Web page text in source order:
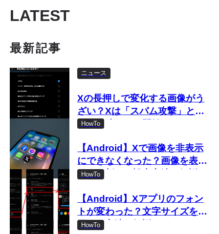
LATEST
最新記事
ニュース
Xの長押しで変化する画像がう
ざい？Xは「スパム攻撃」とし
て取り締まりを開始
HowTo
【Android】Xで画像を非表示
にできなくなった？画像を表示
しない新しい設定方法を解説
HowTo
【Android】Xアプリのフォン
トが変わった？文字サイズを変
更する方法を解説
HowTo